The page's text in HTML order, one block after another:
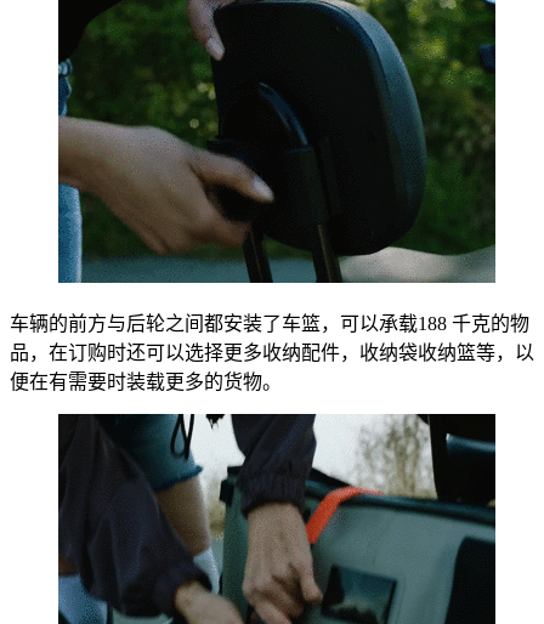
车辆的前方与后轮之间都安装了车篮，可以承载188 千克的物
品，在订购时还可以选择更多收纳配件，收纳袋收纳篮等，以
便在有需要时装载更多的货物。